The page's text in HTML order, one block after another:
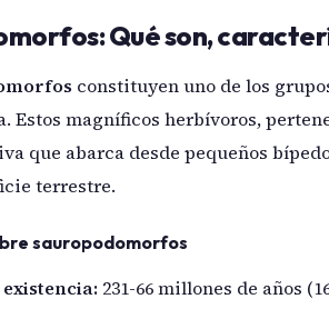
Qué son,
constituyen uno de los
Estos magníficos herbívoros,
que abarca desde pequeños
terrestre.
sauropodomorfos
231-66 millones de años